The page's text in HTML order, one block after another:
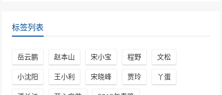
标签列表
岳云鹏 赵本山 宋小宝 程野 文松
小沈阳 王小利 宋晓峰 贾玲 丫蛋